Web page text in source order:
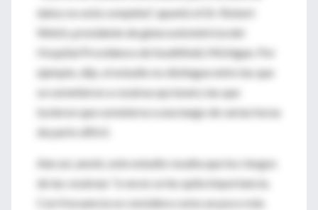
datos no está completa", apuntó el Dr. Robert
Welch, presidente de ginecoobstetricia del
Hospital Providence de Southfield, Michigan. Por
ejemplo, dijo, el estudio no distingue entre las que
se sometieron a cesárea opcional y las que
tuvieron que someterse a una luego de varias horas
de parto difícil.
Aún así, anotó, este estudio resalta que los riesgos
de las cesáreas "a veces se les quita importancia.
Con frecuencia se considera como un poco más